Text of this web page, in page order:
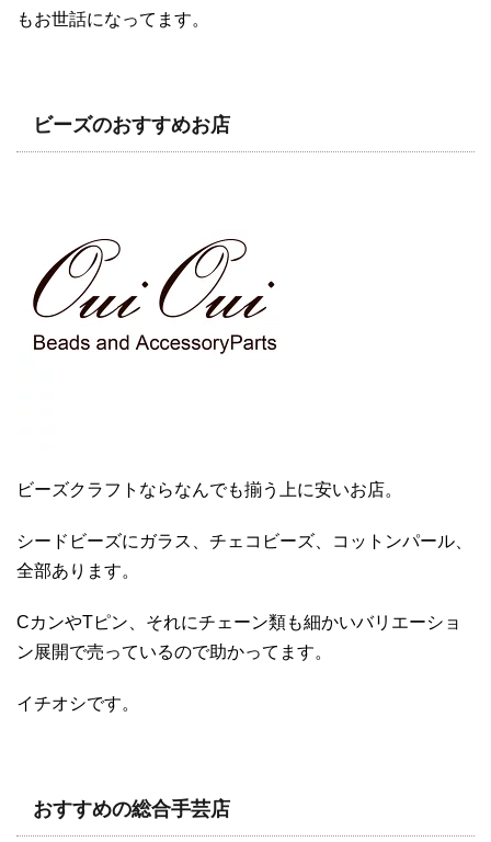
もお世話になってます。
ビーズのおすすめお店
ビーズクラフトならなんでも揃う上に安いお店。
シードビーズにガラス、チェコビーズ、コットンパール、
全部あります。
CカンやTピン、それにチェーン類も細かいバリエーショ
ン展開で売っているので助かってます。
イチオシです。
おすすめの総合手芸店